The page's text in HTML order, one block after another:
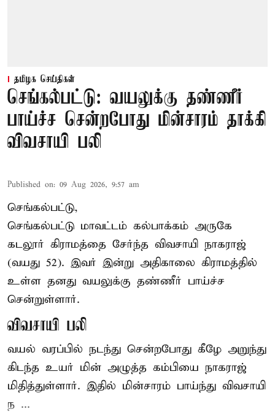
தமிழக செய்திகள்
செங்கல்பட்டு: வயலுக்கு தண்ணீர்
பாய்ச்ச சென்றபோது மின்சாரம் தாக்கி
விவசாயி பலி
Published on: 09 Aug 2026, 9:57 am
செங்கல்பட்டு,
செங்கல்பட்டு மாவட்டம் கல்பாக்கம் அருகே
கடலூர் கிராமத்தை சேர்ந்த விவசாயி நாகராஜ்
(வயது 52). இவர் இன்று அதிகாலை கிராமத்தில்
உள்ள தனது வயலுக்கு தண்ணீர் பாய்ச்ச
சென்றுள்ளார்.
விவசாயி பலி
வயல் வரப்பில் நடந்து சென்றபோது கீழே அறுந்து
கிடந்த உயர் மின் அழுத்த கம்பியை நாகராஜ்
மிதித்துள்ளார். இதில் மின்சாரம் பாய்ந்து விவசாயி
ந ...